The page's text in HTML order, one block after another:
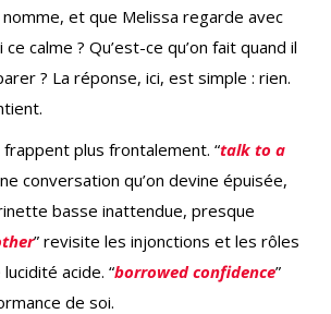
et que Melissa regarde avec
calme ? Qu’est-ce qu’on fait quand il
? La réponse, ici, est simple : rien.
plus frontalement. “talk to a
conversation qu’on devine épuisée,
basse inattendue, presque
” revisite les injonctions et les rôles
acide. “borrowed confidence”
de soi.